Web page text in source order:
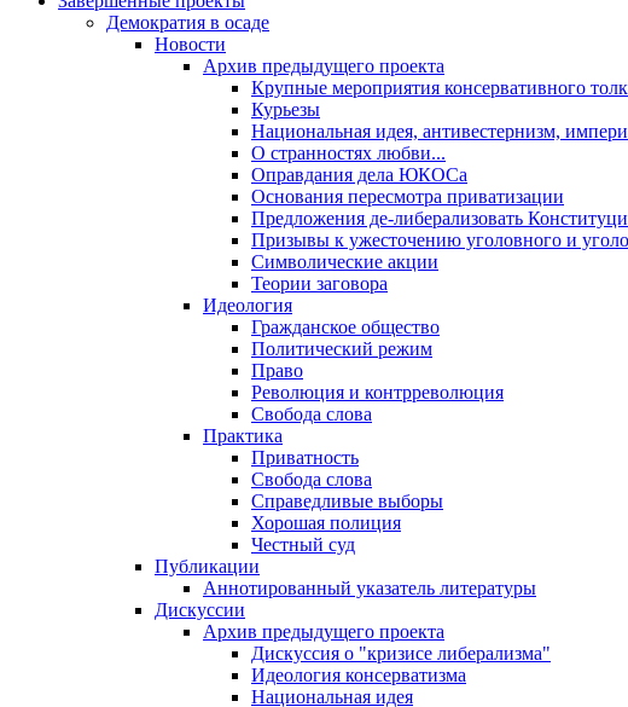
Демократия в осаде
Новости
Архив предыдущего проекта
Крупные мероприятия консервативного
Курьезы
Национальная идея, антивестернизм,
О странностях любви...
Оправдания дела ЮКОСа
Основания пересмотра приватизации
Предложения де-либерализовать
Призывы к ужесточению уголовного и
Символические акции
Теории заговора
Идеология
Гражданское общество
Политический режим
Право
Революция и контрреволюция
Свобода слова
Практика
Приватность
Свобода слова
Справедливые выборы
Хорошая полиция
Честный суд
Публикации
Аннотированный указатель литературы
Дискуссии
Архив предыдущего проекта
Дискуссия о "кризисе либерализма"
Идеология консерватизма
Национальная идея